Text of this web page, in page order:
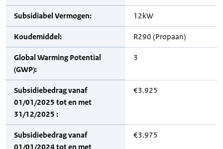
Subsidiabel Vermogen: 12kW
Koudemiddel: R290 (Propaan)
Global Warming Potential
(GWP):
3
Subsidiebedrag vanaf
01/01/2025 tot en met
31/12/2025 :
€3.925
Subsidiebedrag vanaf
01/01/2024 tot en met
€3.975